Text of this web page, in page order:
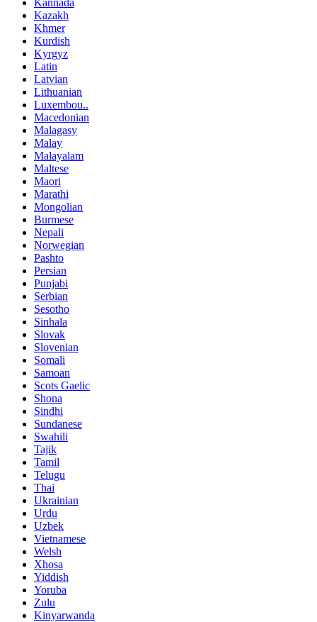
Kannada
Kazakh
Khmer
Kurdish
Kyrgyz
Latin
Latvian
Lithuanian
Luxembou..
Macedonian
Malagasy
Malay
Malayalam
Maltese
Maori
Marathi
Mongolian
Burmese
Nepali
Norwegian
Pashto
Persian
Punjabi
Serbian
Sesotho
Sinhala
Slovak
Slovenian
Somali
Samoan
Scots Gaelic
Shona
Sindhi
Sundanese
Swahili
Tajik
Tamil
Telugu
Thai
Ukrainian
Urdu
Uzbek
Vietnamese
Welsh
Xhosa
Yiddish
Yoruba
Zulu
Kinyarwanda